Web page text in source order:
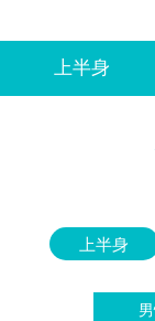
上半身
上半身